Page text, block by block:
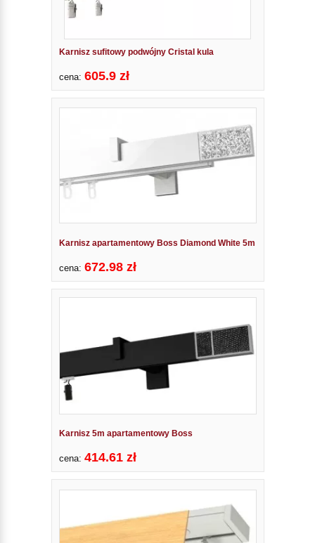
Karnisz sufitowy podwójny Cristal kula
cena: 605.9 zł
Karnisz apartamentowy Boss Diamond White 5m
cena: 672.98 zł
Karnisz 5m apartamentowy Boss
cena: 414.61 zł